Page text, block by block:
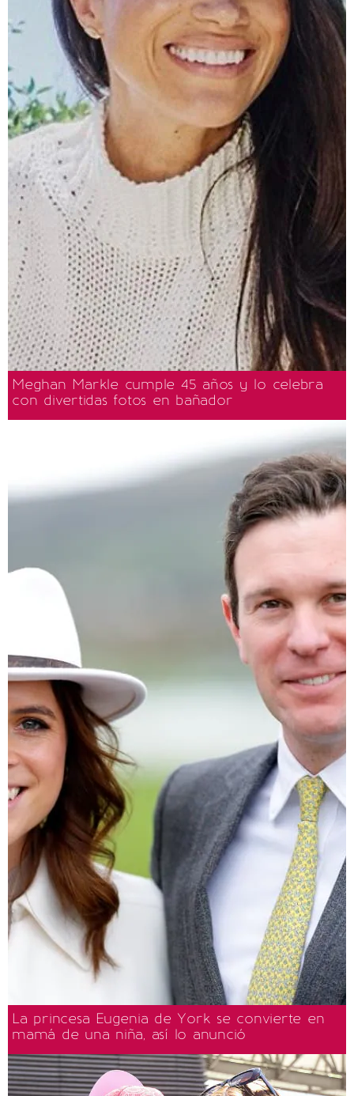
Meghan Markle cumple 45 años y lo celebra
con divertidas fotos en bañador
La princesa Eugenia de York se convierte en
mamá de una niña, así lo anunció